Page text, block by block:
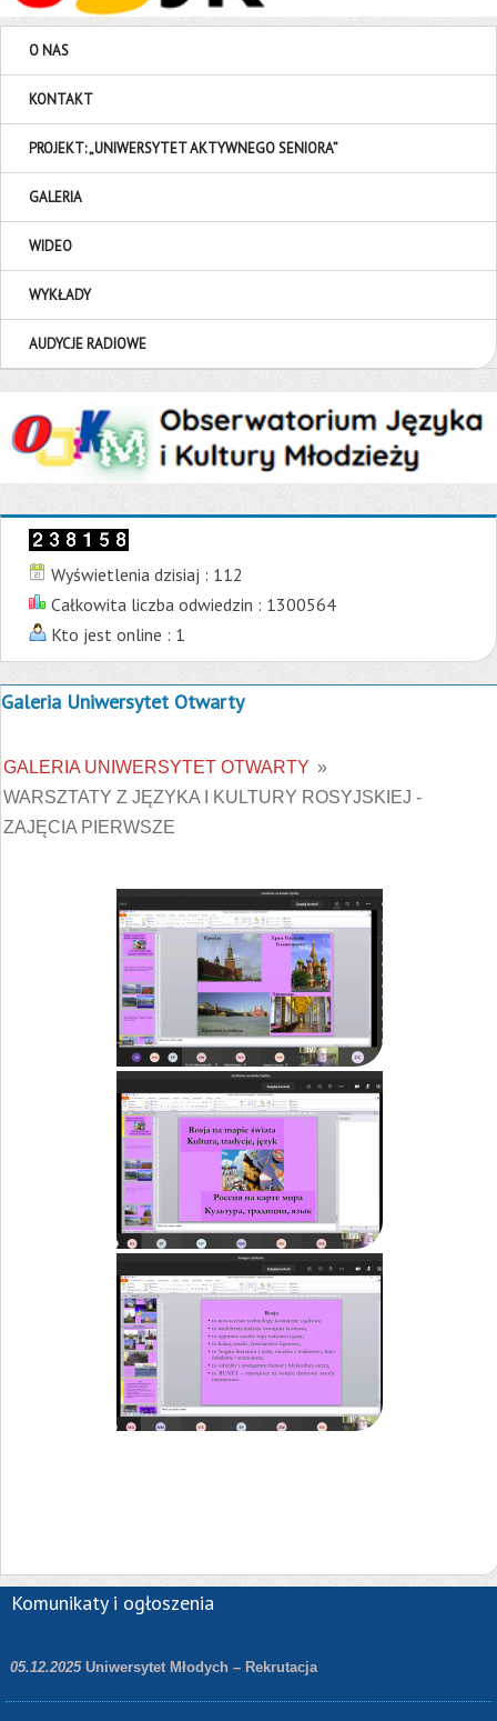
O NAS
KONTAKT
PROJEKT: „UNIWERSYTET AKTYWNEGO SENIORA”
GALERIA
WIDEO
WYKŁADY
AUDYCJE RADIOWE
Wyświetlenia dzisiaj : 112
Całkowita liczba odwiedzin : 1300564
Kto jest online : 1
Galeria Uniwersytet Otwarty
GALERIA UNIWERSYTET OTWARTY »
WARSZTATY Z JĘZYKA I KULTURY ROSYJSKIEJ -
ZAJĘCIA PIERWSZE
Komunikaty i ogłoszenia
05.12.2025 Uniwersytet Młodych – Rekrutacja